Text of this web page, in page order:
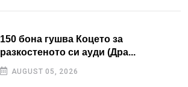
150 бона гушва Коцето за
разкостеното си ауди (Дра...
AUGUST 05, 2026